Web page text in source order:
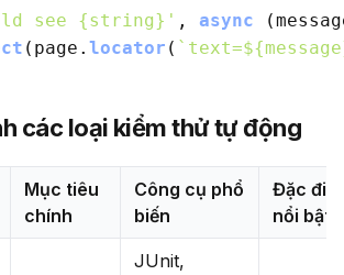
see {string}' , async
(page. locator ( `text=
các loại kiểm thử tự động
Mục tiêu
chính
Công cụ phổ
biến
Đặc
nổi bật
JUnit,